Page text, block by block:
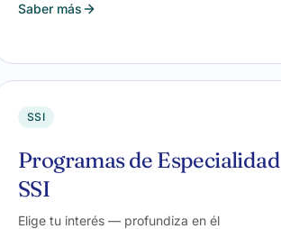
Saber más
SSI
Programas de Especialidad
SSI
Elige tu interés — profundiza en él